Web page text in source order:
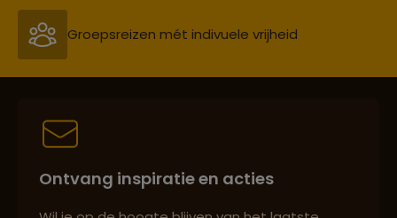
Groepsreizen mét indivuele vrijheid
Persoonlijk en deskundig reisadvies
Ontvang inspiratie en acties